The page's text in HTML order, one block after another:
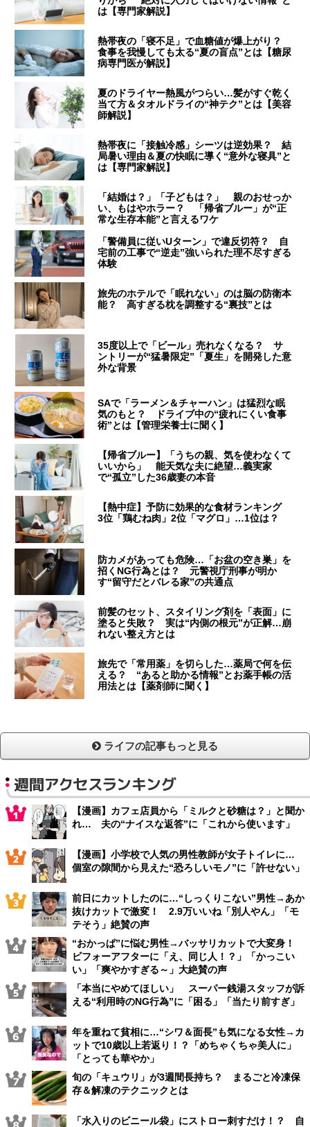
は【専門家解説】
熱帯夜の「寝不足」で血糖値が爆上がり？
食事を我慢しても太る“夏の盲点”とは【糖尿
病専門医が解説】
夏のドライヤー熱風がつらい…髪がすぐ乾く
当て方＆タオルドライの“神テク”とは【美容
師解説】
熱帯夜に「接触冷感」シーツは逆効果？ 結
局暑い理由＆夏の快眠に導く“意外な寝具”と
は【専門家解説】
「結婚は？」「子どもは？」 親のおせっか
い、もはやホラー？ 「帰省ブルー」が“正
常な生存本能”と言えるワケ
「警備員に従いUターン」で違反切符？ 自
宅前の工事で“逆走”強いられた理不尽すぎる
体験
旅先のホテルで「眠れない」のは脳の防衛本
能？ 高すぎる枕を調整する“裏技”とは
35度以上で「ビール」売れなくなる？ サ
ントリーが“猛暑限定”「夏生」を開発した意
外な背景
SAで「ラーメン＆チャーハン」は猛烈な眠
気のもと？ ドライブ中の“疲れにくい食事
術”とは【管理栄養士に聞く】
【帰省ブルー】「うちの親、気を使わなくて
いいから」 能天気な夫に絶望…義実家
で“孤立”した36歳妻の本音
【熱中症】予防に効果的な食材ランキング
3位「鶏むね肉」2位「マグロ」…1位は？
防カメがあっても危険…「お盆の空き巣」を
招くNG行為とは？ 元警視庁刑事が明か
す“留守だとバレる家”の共通点
前髪のセット、スタイリング剤を「表面」に
塗ると失敗？ 実は“内側の根元”が正解…崩
れない整え方とは
旅先で「常用薬」を切らした…薬局で何を伝
える？ “あると助かる情報”とお薬手帳の活
用法とは【薬剤師に聞く】
ライフの記事もっと見る
週間アクセスランキング
【漫画】カフェ店員から「ミルクと砂糖は？」と聞か
れ… 夫の“ナイスな返答”に「これから使います」
【漫画】小学校で人気の男性教師が女子トイレに…
個室の隙間から見えた“恐ろしいモノ”に「許せない」
前日にカットしたのに…“しっくりこない”男性→あか
抜けカットで激変！ 2.9万いいね「別人やん」「モ
テそう」絶賛の声
“おかっぱ”に悩む男性→バッサリカットで大変身！
ビフォーアフターに「え、同じ人！？」「かっこい
い」「爽やかすぎる～」大絶賛の声
「本当にやめてほしい」 スーパー銭湯スタッフが訴
える“利用時のNG行為”に「困る」「当たり前すぎ」
年を重ねて貧相に…“シワ＆面長”も気になる女性→カ
ットで10歳以上若返り！？「めちゃくちゃ美人に」
「とっても華やか」
旬の「キュウリ」が3週間長持ち？ まるごと冷凍保
存＆解凍のテクニックとは
「水入りのビニール袋」にストロー刺すだけ！？ 自